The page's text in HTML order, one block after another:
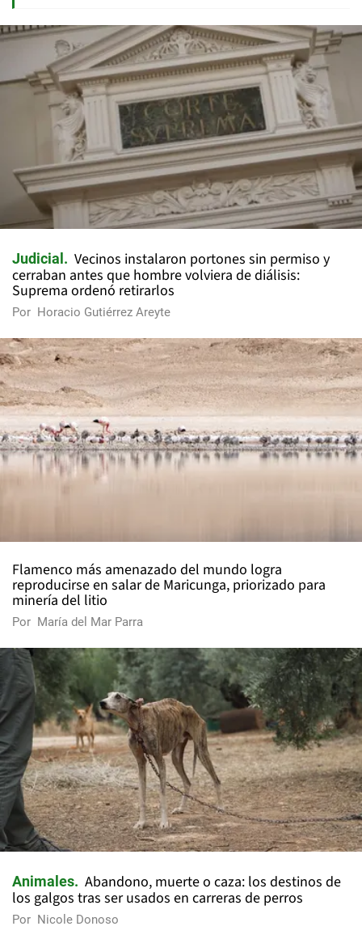
Judicial
Vecinos instalaron portones sin permiso y
cerraban antes que hombre volviera de diálisis:
Suprema ordenó retirarlos
Por Horacio Gutiérrez Areyte
Flamenco más amenazado del mundo logra
reproducirse en salar de Maricunga, priorizado para
minería del litio
Por María del Mar Parra
Animales
Abandono, muerte o caza: los destinos de
los galgos tras ser usados en carreras de perros
Por Nicole Donoso